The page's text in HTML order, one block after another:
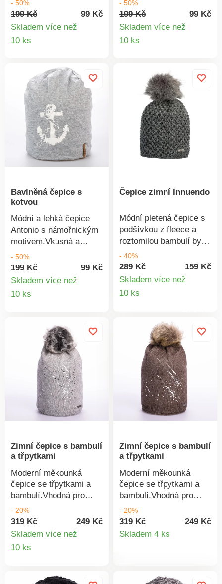
vhodná pro všechna
roční
bavlna.Rozměr: unisex
pánská). Bavlněná
čepice s
kotvouLehká100%
bavlnaUnisex
- 50%
199 Kč
99 Kč
Skladem více než
10 ks
všechna roční
období.Materiál: 100%
(dámská i pánská).
- 50%
199 Kč
99 Kč
Skladem více než
10 ks
Bavlněná čepice s
kotvou
Módní a lehká čepice
Antonio s námořnickým
motivem.Vkusná a
stylová, vhodná pro
všechna roční
období.Materiál: 100%
(dámská i pánská).
- 50%
199 Kč
99 Kč
Skladem více než
10 ks
Čepice zimní Innuendo
Módní pletená čepice s
podšívkou z fleece a
roztomilou bambulí by
neměla scházet ve vaší
zimní výbavě. Nedovolte
zimě, aby vás
dnes! Slušet bude všem
Složení: 100% akryl,
podšívka z fleece.
- 40%
289 Kč
159 Kč
Skladem více než
10 ks
Zimní čepice s bambulí
a třpytkami
Moderní měkounká
čepice se třpytkami a
bambulí.Vhodná pro
sportovní i elegantní
outfit.Materiál: 100%
akryl.
- 20%
319 Kč
249 Kč
Skladem více než
10 ks
Zimní čepice s bambulí
a třpytkami
Moderní měkounká
čepice se třpytkami a
bambulí.Vhodná pro
sportovní i elegantní
outfit.Materiál: 100%
akryl.
- 20%
319 Kč
249 Kč
Skladem 4 ks